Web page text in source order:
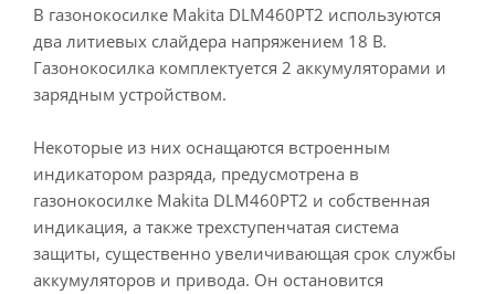
В газонокосилке Makita DLM460PT2 используются
два литиевых слайдера напряжением 18 В.
Газонокосилка комплектуется 2 аккумуляторами и
зарядным устройством.
Некоторые из них оснащаются встроенным
индикатором разряда, предусмотрена в
газонокосилке Makita DLM460PT2 и собственная
индикация, а также трехступенчатая система
защиты, существенно увеличивающая срок службы
аккумуляторов и привода. Он остановится